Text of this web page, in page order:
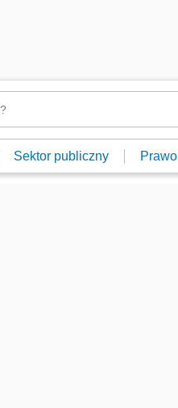
Sektor publiczny Prawo